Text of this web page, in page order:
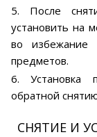
5. После
установить на
во избежание
предметов.
6. Установка
обратной
СНЯТИЕ И